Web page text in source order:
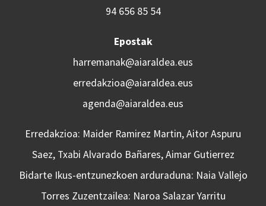
94 656 85 54
Epostak
harremanak@aiaraldea.eus
erredakzioa@aiaraldea.eus
agenda@aiaraldea.eus
Erredakzioa: Maider Ramirez Martin, Aitor Aspuru
Saez, Txabi Alvarado Bañares, Aimar Gutierrez
Bidarte Ikus-entzunezkoen arduraduna: Naia Vallejo
Torres Zuzentzailea: Naroa Salazar Yarritu